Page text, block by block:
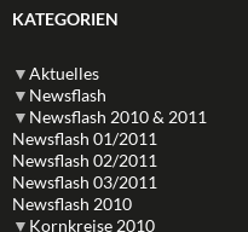
KATEGORIEN
▼Aktuelles
▼ Newsflash
▼ Newsflash 2010 & 2011
Newsflash 01/2011
Newsflash 02/2011
Newsflash 03/2011
Newsflash 2010
▼ Kornkreise 2010